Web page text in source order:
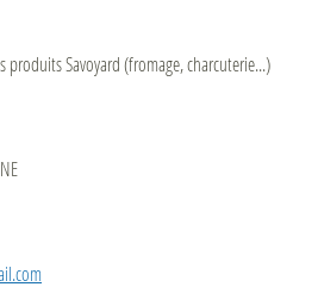
produits Savoyard (fromage, charcuterie...)